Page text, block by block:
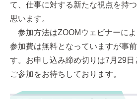
て、仕事に対する新たな視点を持
思います。
参加方法はZOOMウェビナーによ
参加費は無料となっていますが事
す。お申し込み締め切りは7月29
ご参加をお待ちしております。